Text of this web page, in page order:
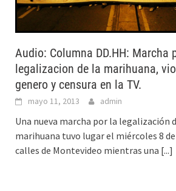
Audio: Columna DD.HH: Marcha
legalizacion de la marihuana,
genero y censura en la TV.
mayo 11, 2013 admin
Una nueva marcha por la legalización
marihuana tuvo lugar el miércoles 8
calles de Montevideo mientras una [...]